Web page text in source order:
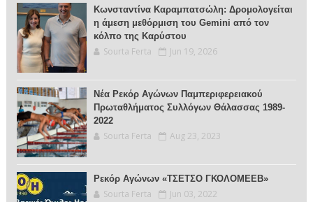
Κωνσταντίνα Καραμπατσώλη: Δρομολογείται
η άμεση μεθόρμιση του Gemini από τον
κόλπο της Καρύστου
Sourta Ferta Jun 19, 2026
Νέα Ρεκόρ Αγώνων Παμπεριφερειακού
Πρωταθλήματος Συλλόγων Θάλασσας 1989-
2022
Sourta Ferta Aug 23, 2023
Ρεκόρ Αγώνων «ΤΣΕΤΣΟ ΓΚΟΛΟΜΕΕΒ»
Sourta Ferta Jun 03, 2022